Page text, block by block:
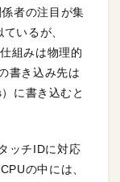
者の注目が集
いるが、
組みは物理的
書き込み先は
に書き込むと
ッチIDに対応
の中には、